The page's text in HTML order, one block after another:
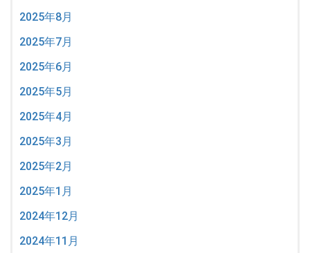
2025年8月
2025年7月
2025年6月
2025年5月
2025年4月
2025年3月
2025年2月
2025年1月
2024年12月
2024年11月